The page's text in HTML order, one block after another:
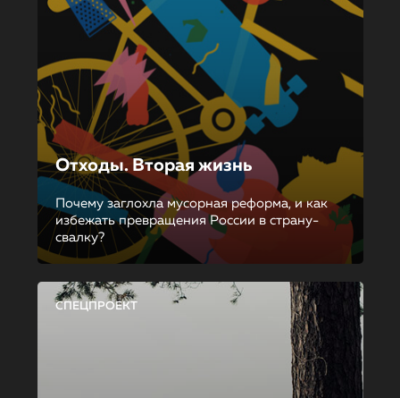
Отходы. Вторая жизнь
Почему заглохла мусорная реформа, и как
избежать превращения России в страну-
свалку?
СПЕЦПРОЕКТ